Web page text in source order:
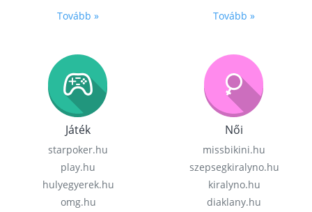
Tovább » Tovább »
Játék
starpoker.hu
play.hu
hulyegyerek.hu
omg.hu
Női
missbikini.hu
szepsegkiralyno.hu
kiralyno.hu
diaklany.hu